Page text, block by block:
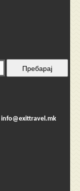
info@exittravel.mk